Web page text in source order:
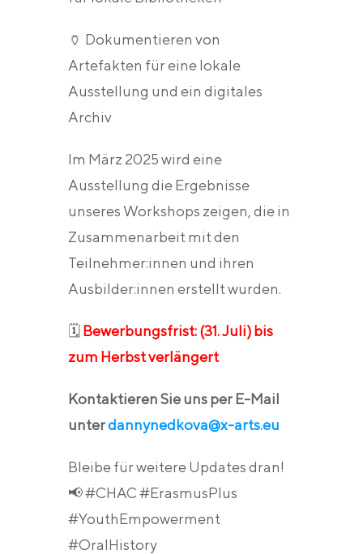
🏺 Dokumentieren von
Artefakten für eine lokale
Ausstellung und ein digitales
Archiv
Im März 2025 wird eine
Ausstellung die Ergebnisse
unseres Workshops zeigen, die in
Zusammenarbeit mit den
Teilnehmer:innen und ihren
Ausbilder:innen erstellt wurden.
🗓️Bewerbungsfrist: (31. Juli) bis
zum Herbst verlängert
Kontaktieren Sie uns per E-Mail
unterdannynedkova@x-arts.eu
Bleibe für weitere Updates dran!
📢 #CHAC #ErasmusPlus
#YouthEmpowerment
#OralHistory